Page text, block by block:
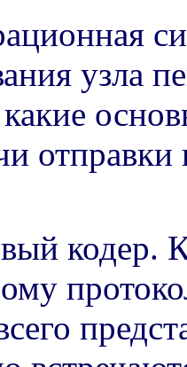
узла
кодер.